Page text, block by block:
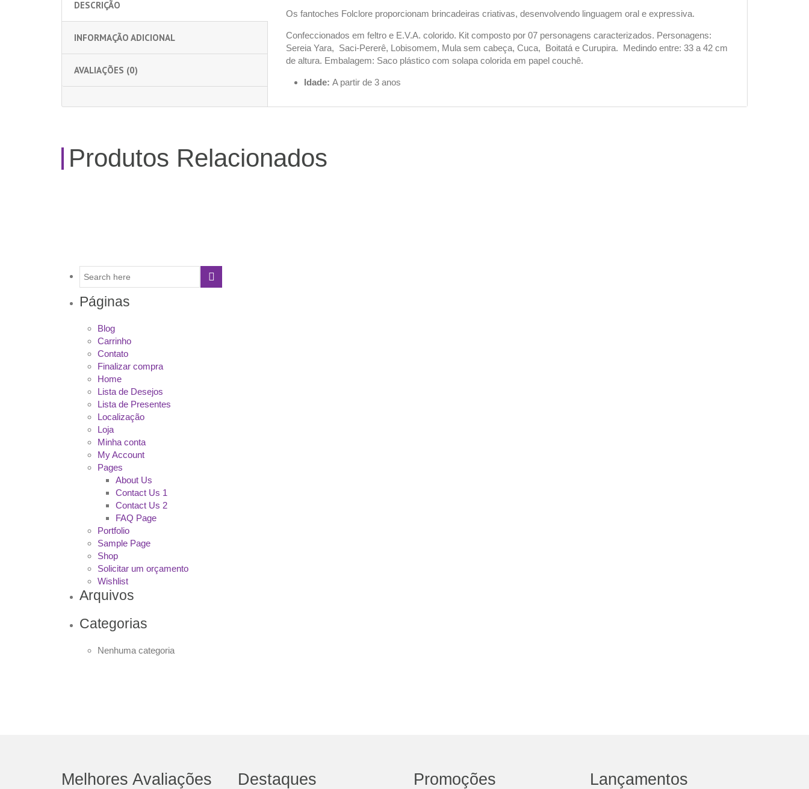
DESCRIÇÃO
INFORMAÇÃO ADICIONAL
AVALIAÇÕES (0)
Os fantoches Folclore proporcionam brincadeiras criativas, desenvolvendo linguagem oral e expressiva.
Confeccionados em feltro e E.V.A. colorido. Kit composto por 07 personagens caracterizados. Personagens:
Sereia Yara, Saci-Pererê, Lobisomem, Mula sem cabeça, Cuca, Boitatá e Curupira. Medindo entre: 33 a 42 cm
de altura. Embalagem: Saco plástico com solapa colorida em papel couchê.
Idade:A partir de 3 anos
Produtos Relacionados
Páginas
Blog
Carrinho
Contato
Finalizar compra
Home
Lista de Desejos
Lista de Presentes
Localização
Loja
Minha conta
My Account
Pages
About Us
Contact Us 1
Contact Us 2
FAQ Page
Portfolio
Sample Page
Shop
Solicitar um orçamento
Wishlist
Arquivos
Categorias
Nenhuma categoria
Melhores Avaliações Destaques Promoções Lançamentos